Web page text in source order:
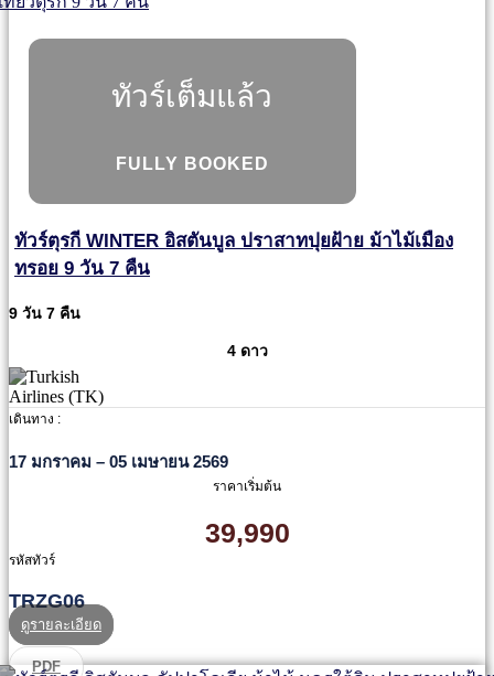
ทัวร์เต็มแล้ว
FULLY BOOKED
ทัวร์ตุรกี WINTER อิสตันบูล ปราสาทปุยฝ้าย ม้าไม้เมือง
ทรอย 9 วัน 7 คืน
9 วัน 7 คืน
4 ดาว
เดินทาง :
17 มกราคม – 05 เมษายน 2569
ราคาเริ่มต้น
39,990
รหัสทัวร์
TRZG06
ดูรายละเอียด
PDF